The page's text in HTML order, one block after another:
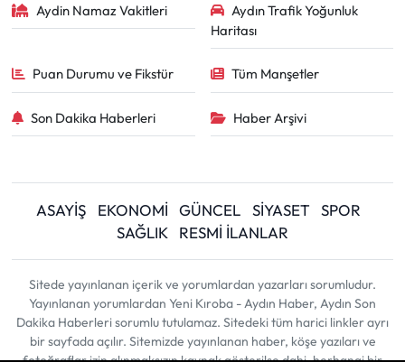
Aydin Namaz Vakitleri
Aydın Trafik Yoğunluk
Haritası
Puan Durumu ve Fikstür Tüm Manşetler
Son Dakika Haberleri Haber Arşivi
ASAYİŞ EKONOMİ GÜNCEL SİYASET
SPOR
SAĞLIK
RESMİ İLANLAR
Sitede yayınlanan içerik ve yorumlardan yazarları sorumludur.
Yayınlanan yorumlardan Yeni Kıroba - Aydın Haber, Aydın Son
Dakika Haberleri sorumlu tutulamaz. Sitedeki tüm harici linkler ayrı
bir sayfada açılır. Sitemizde yayınlanan haber, köşe yazıları ve